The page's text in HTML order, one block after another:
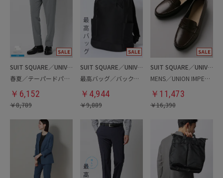
SUIT SQUARE／UNIVERSAL LANGUAGE
春夏／テーパードパンツ
￥ 6,152
￥8,789
SUIT SQUARE／UNIVERSAL LANGUAGE
最高バッグ／バックパック
￥ 4,944
￥9,889
SUIT SQUARE／UNIVERSAL LANGUAGE
MENS／UNION IMPERIAL監修／コインローファー
￥ 11,473
￥16,390